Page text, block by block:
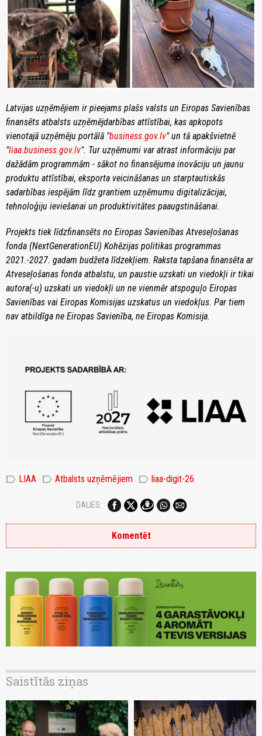
Latvijas uzņēmējiem ir pieejams plašs valsts un Eiropas Savienības
finansēts atbalsts uzņēmējdarbības attīstībai, kas apkopots
vienotajā uzņēmēju portālā "business.gov.lv" un tā apakšvietnē
"liaa.business.gov.lv". Tur uzņēmumi var atrast informāciju par
dažādām programmām - sākot no finansējuma inovāciju un jaunu
produktu attīstībai, eksporta veicināšanas un starptautiskās
sadarbības iespējām līdz grantiem uzņēmumu digitalizācijai,
tehnoloģiju ieviešanai un produktivitātes paaugstināšanai.
Projekts tiek līdzfinansēts no Eiropas Savienības Atveseļošanas
fonda (NextGenerationEU) Kohēzijas politikas programmas
2021.-2027. gadam budžeta līdzekļiem. Raksta tapšana finansēta ar
Atveseļošanas fonda atbalstu, un paustie uzskati un viedokļi ir tikai
autora(-u) uzskati un viedokļi un ne vienmēr atspoguļo Eiropas
Savienības vai Eiropas Komisijas uzskatus un viedokļus. Par tiem
nav atbildīga ne Eiropas Savienība, ne Eiropas Komisija.
label LIAA label Atbalsts uzņēmējiem label liaa-digit-26
DALIES:
Komentēt
Saistītās ziņas